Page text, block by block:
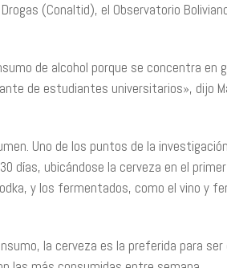
(Conaltid), el Observatorio
de alcohol porque se concentra
de estudiantes universitarios», dijo
Uno de los puntos de la
días, ubicándose la cerveza en el
y los fermentados, como el vino y
la cerveza es la preferida para